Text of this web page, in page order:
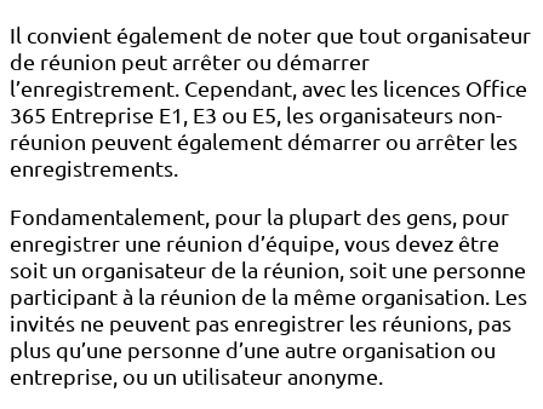
Il convient également de noter que tout organisateur
de réunion peut arrêter ou démarrer
l’enregistrement. Cependant, avec les licences Office
365 Entreprise E1, E3 ou E5, les organisateurs non-
réunion peuvent également démarrer ou arrêter les
enregistrements.
Fondamentalement, pour la plupart des gens, pour
enregistrer une réunion d’équipe, vous devez être
soit un organisateur de la réunion, soit une personne
participant à la réunion de la même organisation. Les
invités ne peuvent pas enregistrer les réunions, pas
plus qu’une personne d’une autre organisation ou
entreprise, ou un utilisateur anonyme.